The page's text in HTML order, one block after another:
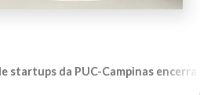
startups da PUC-Campinas